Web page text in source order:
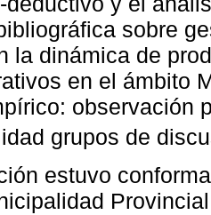
sobre
la dinámica de
en el ámbito
observación
grupos de
estuvo